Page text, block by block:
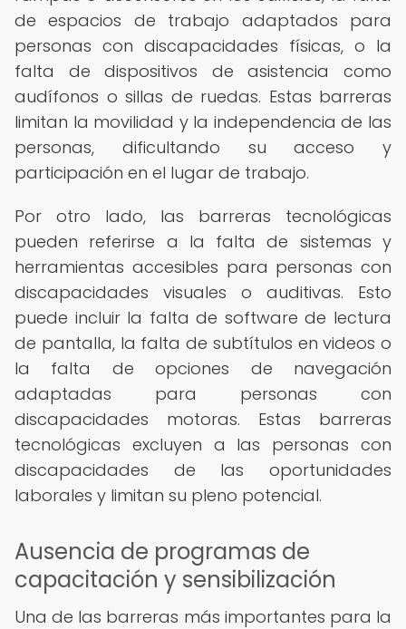
de espacios de trabajo adaptados para
personas con discapacidades físicas, o la
falta de dispositivos de asistencia como
audífonos o sillas de ruedas. Estas barreras
limitan la movilidad y la independencia de las
personas, dificultando su acceso y
participación en el lugar de trabajo.
Por otro lado, las barreras tecnológicas
pueden referirse a la falta de sistemas y
herramientas accesibles para personas con
discapacidades visuales o auditivas. Esto
puede incluir la falta de software de lectura
de pantalla, la falta de subtítulos en videos o
la falta de opciones de navegación
adaptadas para personas con
discapacidades motoras. Estas barreras
tecnológicas excluyen a las personas con
discapacidades de las oportunidades
laborales y limitan su pleno potencial.
Ausencia de programas de
capacitación y sensibilización
Una de las barreras más importantes para la